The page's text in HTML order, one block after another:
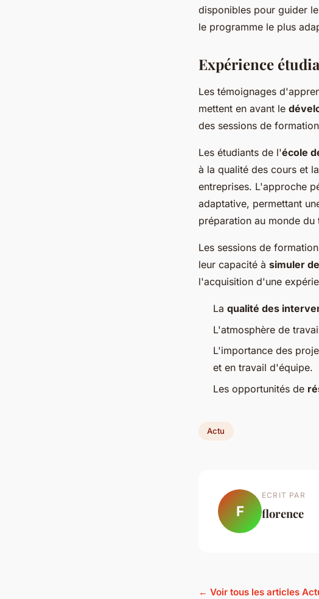
disponibles pour guider
le programme le plus
Expérience
Les témoignages
mettent en avant le
des sessions de
Les étudiants de l'école
à la qualité des cours et
entreprises. L'approche
adaptative, permettant
préparation au monde du
Les sessions de
leur capacité à simuler
l'acquisition d'une
La qualité des
L'atmosphère de
L'importance des
et en travail d'équipe.
Les opportunités de
Actu
F
ECRIT PAR
florence
← Voir tous les articles